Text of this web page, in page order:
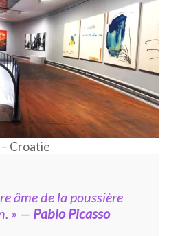
Croatie
âme de la poussière
» — Pablo Picasso